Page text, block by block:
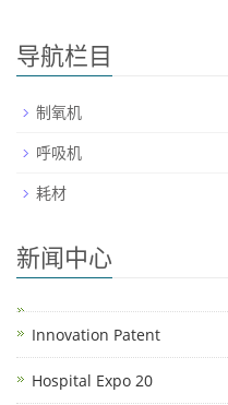
导航栏目
制氧机
呼吸机
耗材
新闻中心
Innovation Patent
Hospital Expo 20